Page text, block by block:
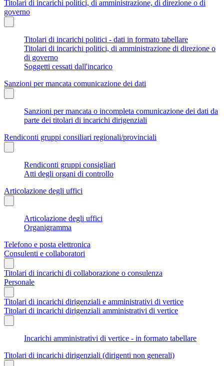
Titolari di incarichi politici, di amministrazione, di direzione o di
governo
Titolari di incarichi politici - dati in formato tabellare
Titolari di incarichi politici, di amministrazione di direzione o
di governo
Soggetti cessati dall'incarico
Sanzioni per mancata comunicazione dei dati
Sanzioni per mancata o incompleta comunicazione dei dati da
parte dei titolari di incarichi dirigenziali
Rendiconti gruppi consiliari regionali/provinciali
Rendiconti gruppi consigliari
Atti degli organi di controllo
Articolazione degli uffici
Articolazione degli uffici
Organigramma
Telefono e posta elettronica
Consulenti e collaboratori
Titolari di incarichi di collaborazione o consulenza
Personale
Titolari di incarichi dirigenziali e amministrativi di vertice
Titolari di incarichi dirigenziali amministrativi di vertice
Incarichi amministrativi di vertice - in formato tabellare
Titolari di incarichi dirigenziali (dirigenti non generali)